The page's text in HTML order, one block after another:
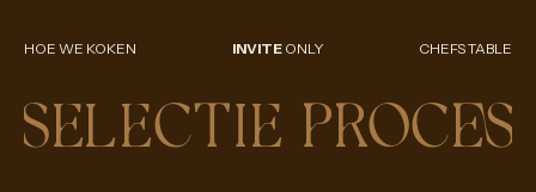
HOE WE KOKEN INVITEONLY CHEFS TABLE
SELECTIE PROCES